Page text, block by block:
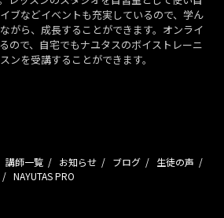
ブなどイベントも充実しているので、学ん
がら、成長することができます。オンライ
ので、自宅でもナユタスのボイストレーニ
ンを受講することができます。
講師一覧 お知らせ ブログ
生徒の声
NAYUTAS PRO